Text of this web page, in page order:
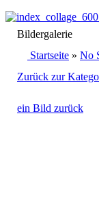
Bildergalerie
Startseite » No
Zurück zur
ein Bild zurück